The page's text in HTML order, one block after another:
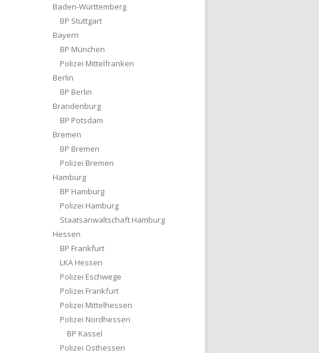
Baden-Württemberg
BP Stuttgart
Bayern
BP München
Polizei Mittelfranken
Berlin
BP Berlin
Brandenburg
BP Potsdam
Bremen
BP Bremen
Polizei Bremen
Hamburg
BP Hamburg
Polizei Hamburg
Staatsanwaltschaft Hamburg
Hessen
BP Frankfurt
LKA Hessen
Polizei Eschwege
Polizei Frankfurt
Polizei Mittelhessen
Polizei Nordhessen
BP Kassel
Polizei Osthessen